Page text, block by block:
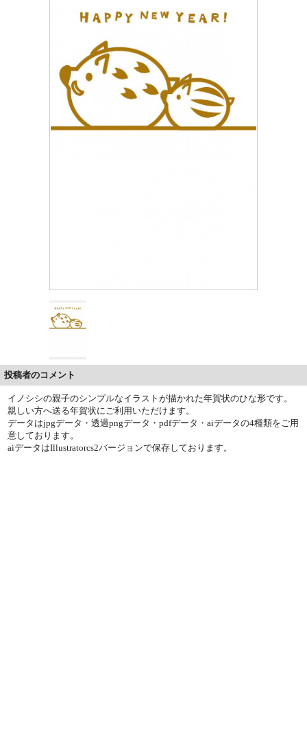
投稿者のコメント
イノシシの親子のシンプルなイラストが描かれた年賀状のひな形です。
親しい方へ送る年賀状にご利用いただけます。
データはjpgデータ・透過pngデータ・pdfデータ・aiデータの4種類をご用
意しております。
aiデータはIllustratorcs2バージョンで保存しております。